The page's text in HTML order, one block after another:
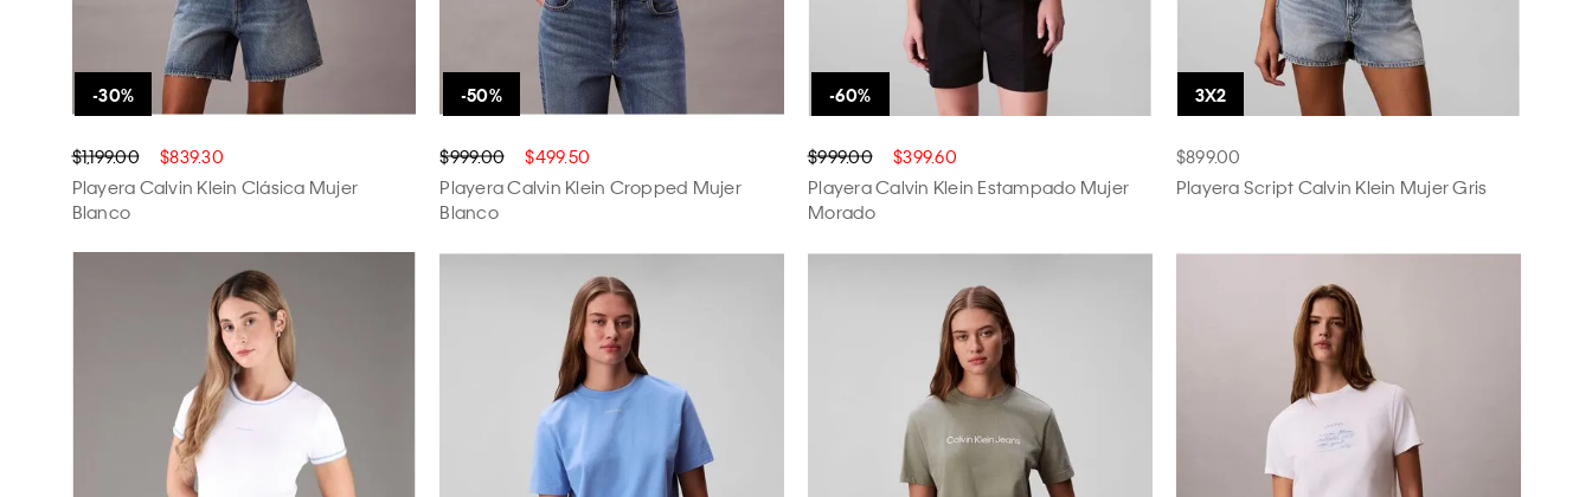
$1,199.00 $839.30
Playera Calvin Klein Clásica Mujer
Blanco
$999.00 $499.50
Playera Calvin Klein Cropped Mujer
Blanco
$999.00 $399.60
Playera Calvin Klein Estampado Mujer
Morado
$899.00
Playera Script Calvin Klein Mujer Gris